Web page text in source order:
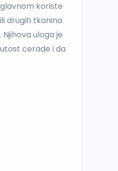
koriste
drugih tkanina
Njihova uloga je
cerade i da